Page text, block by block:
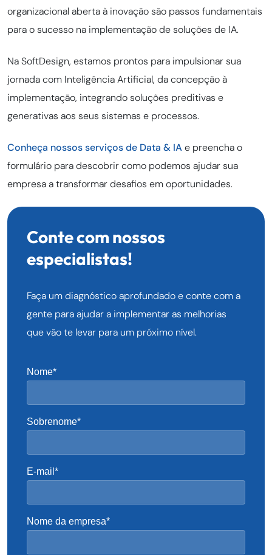
organizacional aberta à inovação são passos fundamentais
para o sucesso na implementação de soluções de IA.
Na SoftDesign, estamos prontos para impulsionar sua
jornada com Inteligência Artificial, da concepção à
implementação, integrando soluções preditivas e
generativas aos seus sistemas e processos.
Conheça nossos serviços de Data & IAe preencha o
formulário para descobrir como podemos ajudar sua
empresa a transformar desafios em oportunidades.
Conte com nossos
especialistas!
Faça um diagnóstico aprofundado e conte com a
gente para ajudar a implementar as melhorias
que vão te levar para um próximo nível.